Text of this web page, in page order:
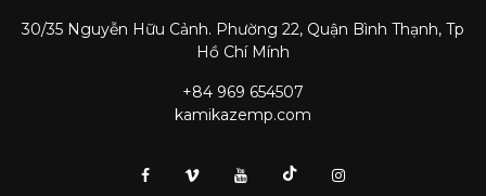
30/35 Nguyễn Hữu Cảnh. Phường 22, Quận Bình Thạnh, Tp
Hồ Chí Mính
+84 969 654507
kamikazemp.com